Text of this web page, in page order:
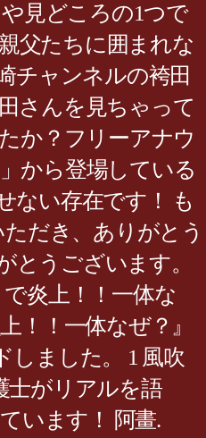
見どころの1つで
父たちに囲まれな
チャンネルの袴田
さんを見ちゃって
か？フリーアナウ
から登場している
ない存在です！ も
だき、ありがとう
とうございます。
炎上！！一体な
！！一体なぜ？』
しました。 1 風吹
士がリアルを語
います！ 阿畫.